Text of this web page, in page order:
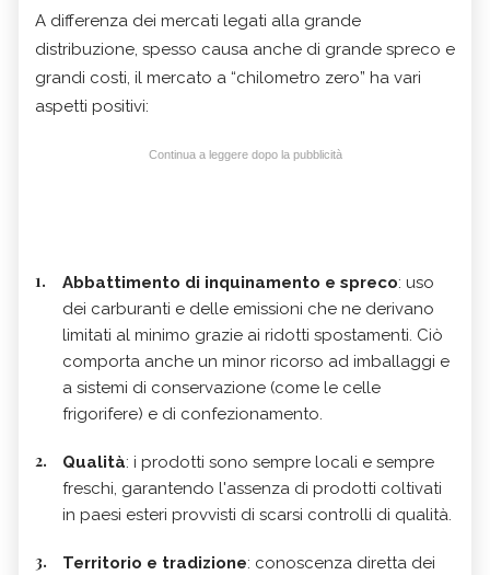
A differenza dei mercati legati alla grande
distribuzione, spesso causa anche di grande spreco e
grandi costi, il mercato a “chilometro zero” ha vari
aspetti positivi:
Continua a leggere dopo la pubblicità
Abbattimento di inquinamento e spreco: uso
dei carburanti e delle emissioni che ne derivano
limitati al minimo grazie ai ridotti spostamenti. Ciò
comporta anche un minor ricorso ad imballaggi e
a sistemi di conservazione (come le celle
frigorifere) e di confezionamento.
Qualità: i prodotti sono sempre locali e sempre
freschi, garantendo l'assenza di prodotti coltivati
in paesi esteri provvisti di scarsi controlli di qualità.
Territorio e tradizione: conoscenza diretta dei